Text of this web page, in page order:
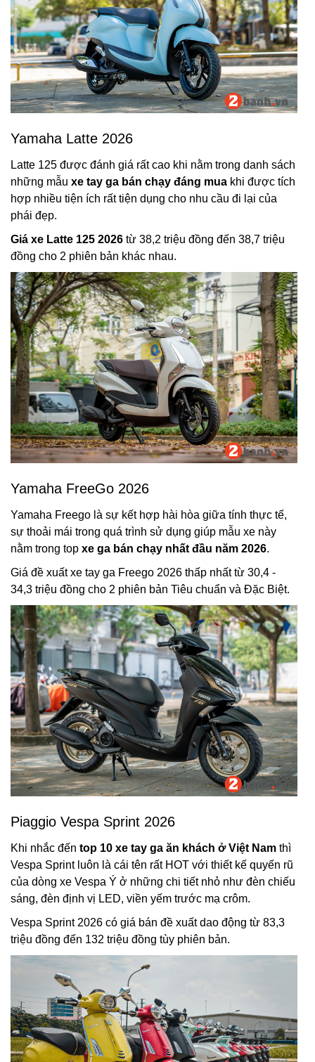
Yamaha Latte 2026
Latte 125 được đánh giá rất cao khi nằm trong danh sách
những mẫu xe tay ga bán chạy đáng mua khi được tích
hợp nhiều tiện ích rất tiện dụng cho nhu cầu đi lại của
phái đẹp.
Giá xe Latte 125 2026 từ 38,2 triệu đồng đến 38,7 triệu
đồng cho 2 phiên bản khác nhau.
Yamaha FreeGo 2026
Yamaha Freego là sự kết hợp hài hòa giữa tính thực tế,
sự thoải mái trong quá trình sử dụng giúp mẫu xe này
nằm trong top xe ga bán chạy nhất đầu năm 2026.
Giá đề xuất xe tay ga Freego 2026 thấp nhất từ 30,4 -
34,3 triệu đồng cho 2 phiên bản Tiêu chuẩn và Đặc Biệt.
Piaggio Vespa Sprint 2026
Khi nhắc đến top 10 xe tay ga ăn khách ở Việt Nam thì
Vespa Sprint luôn là cái tên rất HOT với thiết kế quyến rũ
của dòng xe Vespa Ý ở những chi tiết nhỏ như đèn chiếu
sáng, đèn định vị LED, viền yếm trước mạ crôm.
Vespa Sprint 2026 có giá bán đề xuất dao động từ 83,3
triệu đồng đến 132 triệu đồng tùy phiên bản.